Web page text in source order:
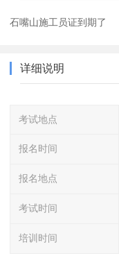
石嘴山施工员证到期了
详细说明
考试地点
报名时间
报名地点
考试时间
培训时间